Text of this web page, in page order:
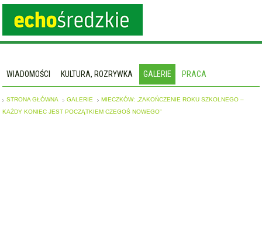
WIADOMOŚCI KULTURA, ROZRYWKA GALERIE PRACA
STRONA GŁÓWNA GALERIE
MIECZKÓW: „ZAKOŃCZENIE ROKU SZKOLNEGO –
KAŻDY KONIEC JEST POCZĄTKIEM CZEGOŚ NOWEGO”